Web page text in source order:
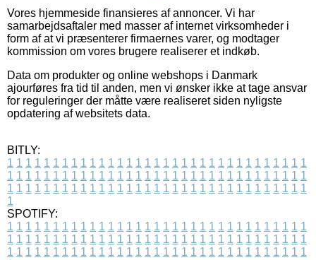
Vores hjemmeside finansieres af annoncer. Vi har
samarbejdsaftaler med masser af internet virksomheder i
form af at vi præsenterer firmaernes varer, og modtager
kommission om vores brugere realiserer et indkøb.
Data om produkter og online webshops i Danmark
ajourføres fra tid til anden, men vi ønsker ikke at tage ansvar
for reguleringer der måtte være realiseret siden nyligste
opdatering af websitets data.
BITLY:
1 1 1 1 1 1 1 1 1 1 1 1 1 1 1 1 1 1 1 1 1 1 1 1 1 1 1 1 1 1 1 1 1
1 1 1 1 1 1 1 1 1 1 1 1 1 1 1 1 1 1 1 1 1 1 1 1 1 1 1 1 1 1 1 1 1
1 1 1 1 1 1 1 1 1 1 1 1 1 1 1 1 1 1 1 1 1 1 1 1 1 1 1 1 1 1 1 1 1
1
SPOTIFY:
1 1 1 1 1 1 1 1 1 1 1 1 1 1 1 1 1 1 1 1 1 1 1 1 1 1 1 1 1 1 1 1 1
1 1 1 1 1 1 1 1 1 1 1 1 1 1 1 1 1 1 1 1 1 1 1 1 1 1 1 1 1 1 1 1 1
1 1 1 1 1 1 1 1 1 1 1 1 1 1 1 1 1 1 1 1 1 1 1 1 1 1 1 1 1 1 1 1 1